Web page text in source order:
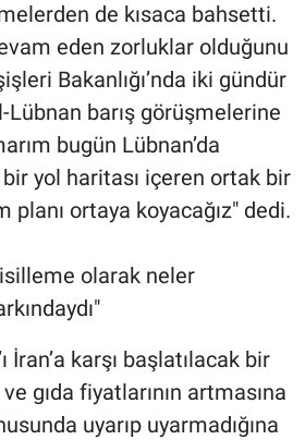
de kısaca bahsetti.
eden zorluklar olduğunu
Bakanlığı’nda iki gündür
barış görüşmelerine
bugün Lübnan’da
yol haritası içeren ortak bir
planı ortaya koyacağız" dedi.
olarak neler
İran’a karşı başlatılacak bir
gıda fiyatlarının artmasına
uyarıp uyarmadığına